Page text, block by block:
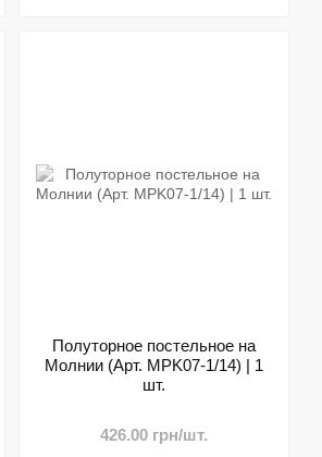
Полуторное постельное на
Молнии (Арт. MPK07-1/14) | 1
шт.
426.00 грн/шт.